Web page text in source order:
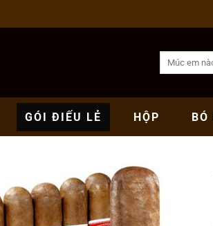
GÓI ĐIẾU LẺ HỘP BÓ